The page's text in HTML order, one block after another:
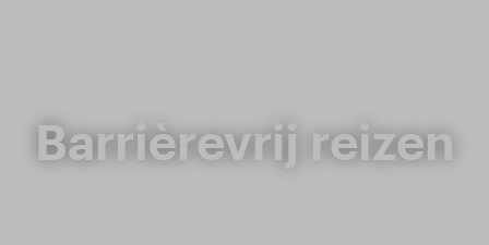
Barrièrevrij reizen